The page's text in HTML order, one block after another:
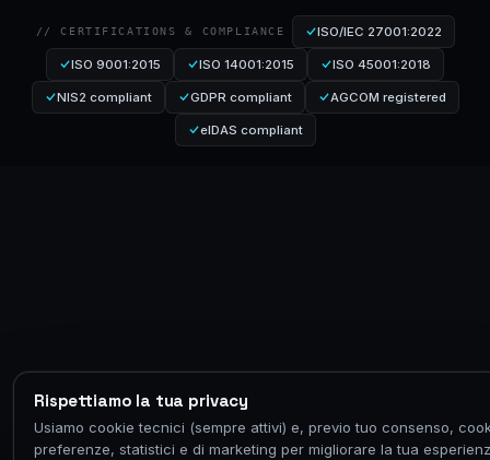
Rispettiamo la tua privacy
Usiamo cookie tecnici (sempre attivi) e, previo tuo consenso,
preferenze, statistici e di marketing per migliorare la tua
// CERTIFICATIONS & COMPLIANCE ISO/IEC 27001:2022
ISO 9001:2015 ISO 14001:2015 ISO 45001:2018
NIS2 compliant GDPR compliant AGCOM registered
eIDAS compliant